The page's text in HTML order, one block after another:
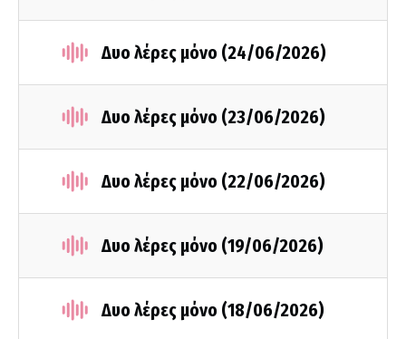
Δυο λέρες μόνο (24/06/2026)
Δυο λέρες μόνο (23/06/2026)
Δυο λέρες μόνο (22/06/2026)
Δυο λέρες μόνο (19/06/2026)
Δυο λέρες μόνο (18/06/2026)